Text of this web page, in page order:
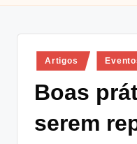
c
o
Posted
in
Artigos
Boas
serem